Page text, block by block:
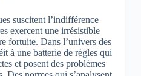
suscitent l’indifférence
exercent une irrésistible
fortuite. Dans l’univers des
à une batterie de règles qui
et posent des problèmes